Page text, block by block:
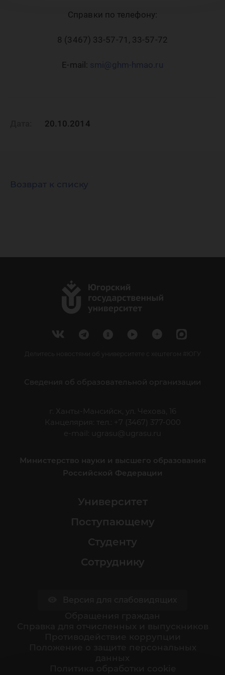
Справки по телефону:
8 (3467) 33-57-71, 33-57-72
E-mail: smi@ghm-hmao.ru
20.10.2014
Возврат к списку
Делитесь новостями об университете с хештегом #ЮГУ
Сведения об образовательной организации
г. Ханты-Мансийск, ул. Чехова, 16
Канцелярия: тел.: +7 (3467) 377-000
e-mail:
ugrasu@ugrasu.ru
Министерство науки и высшего образования
Российской Федерации
Университет
Поступающему
Студенту
Сотруднику